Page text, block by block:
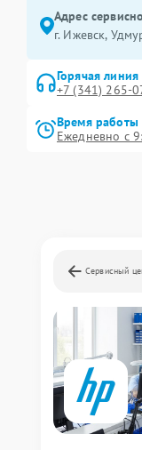
Адрес
г. Ижевск,
Горячая линия
+7 (341) 265-
Время работы
Ежедневно с
Сервисный